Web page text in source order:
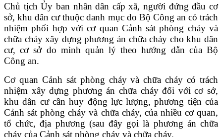
Chủ tịch Ủy ban nhân dân cấp xã, người đứng đầu cơ
sở, khu dân cư thuộc danh mục do Bộ Công an có trách
nhiệm phối hợp với cơ quan Cảnh sát phòng cháy và
chữa cháy xây dựng phương án chữa cháy cho khu dân
cư, cơ sở do mình quản lý theo hướng dẫn của Bộ
Công an.
Cơ quan Cảnh sát phòng cháy và chữa cháy có trách
nhiệm xây dựng phương án chữa cháy đối với cơ sở,
khu dân cư cần huy động lực lượng, phương tiện của
Cảnh sát phòng cháy và chữa cháy, của nhiều cơ quan,
tổ chức, địa phương (sau đây gọi là phương án chữa
cháy của Cảnh sát phòng cháy và chữa cháy.